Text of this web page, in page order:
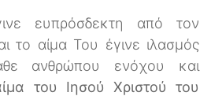
ευπρόσδεκτη από τον
το αίμα Του έγινε ιλασμός
ανθρώπου ενόχου και
του Ιησού Χριστού του